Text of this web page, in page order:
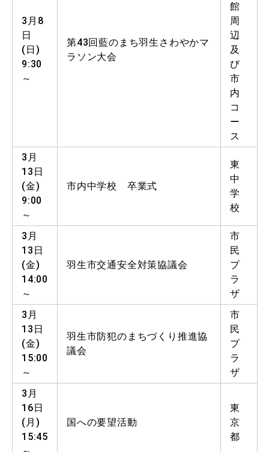
3月8
日
(日)
9:30
～
第43回藍のまち羽生さわやかマ
ラソン大会
館
周
辺
及
び
市
内
コ
ー
ス
3月
13日
(金)
9:00
～
市内中学校 卒業式
東
中
学
校
3月
13日
(金)
14:00
～
羽生市交通安全対策協議会
市
民
プ
ラ
ザ
3月
13日
(金)
15:00
～
羽生市防犯のまちづくり推進協
議会
市
民
プ
ラ
ザ
3月
16日
(月)
15:45
国への要望活動
東
京
都